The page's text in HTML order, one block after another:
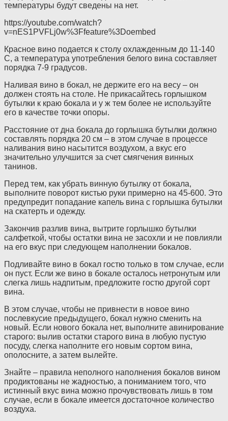
температуры будут сведены на нет.
https://youtube.com/watch?
v=nES1PVFLj0w%3Ffeature%3Doembed
Красное вино подается к столу охлажденным до 11-140
С, а температура употребления белого вина составляет
порядка 7-9 градусов.
Наливая вино в бокал, не держите его на весу – он
должен стоять на столе. Не прикасайтесь горлышком
бутылки к краю бокала и у ж тем более не используйте
его в качестве точки опоры.
Расстояние от дна бокала до горлышка бутылки должно
составлять порядка 20 см – в этом случае в процессе
наливания вино насытится воздухом, а вкус его
значительно улучшится за счет смягчения винных
танинов.
Перед тем, как убрать винную бутылку от бокала,
выполните поворот кистью руки примерно на 45-600. Это
предупредит попадание капель вина с горлышка бутылки
на скатерть и одежду.
Закончив разлив вина, вытрите горлышко бутылки
салфеткой, чтобы остатки вина не засохли и не повлияли
на его вкус при следующем наполнении бокалов.
Подливайте вино в бокал гостю только в том случае, если
он пуст. Если же вино в бокале осталось нетронутым или
слегка лишь надпитым, предложите гостю другой сорт
вина.
В этом случае, чтобы не привнести в новое вино
послевкусие предыдущего, бокал нужно сменить на
новый. Если нового бокала нет, выполните авинирование
старого: вылив остатки старого вина в любую пустую
посуду, слегка наполните его новым сортом вина,
ополосните, а затем вылейте.
Знайте – правила неполного наполнения бокалов вином
продиктованы не жадностью, а пониманием того, что
истинный вкус вина можно прочувствовать лишь в том
случае, если в бокале имеется достаточное количество
воздуха.